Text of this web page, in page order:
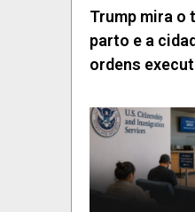
Trump mira o
parto e a
ordens